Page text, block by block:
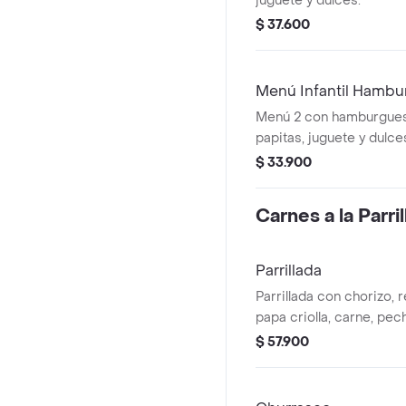
$ 37.600
Menú Infantil
Menú 2 con
papitas, juguete y
$ 33.900
Carnes a la
Parrillada
Parrillada con chorizo,
papa criolla, carne,
verde.
$ 57.900